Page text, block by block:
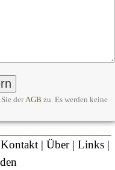
Sie derAGB zu. Es werden keine
Kontakt| Über| Links|